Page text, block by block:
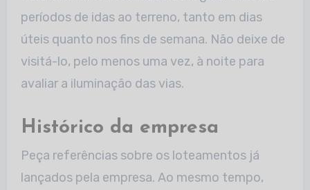
períodos de idas ao terreno, tanto em dias
úteis quanto nos fins de semana. Não deixe de
visitá-lo, pelo menos uma vez, à noite para
avaliar a iluminação das vias.
Histórico da empresa
Peça referências sobre os loteamentos já
lançados pela empresa. Ao mesmo tempo,